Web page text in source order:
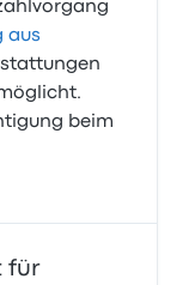
aus
beim
für